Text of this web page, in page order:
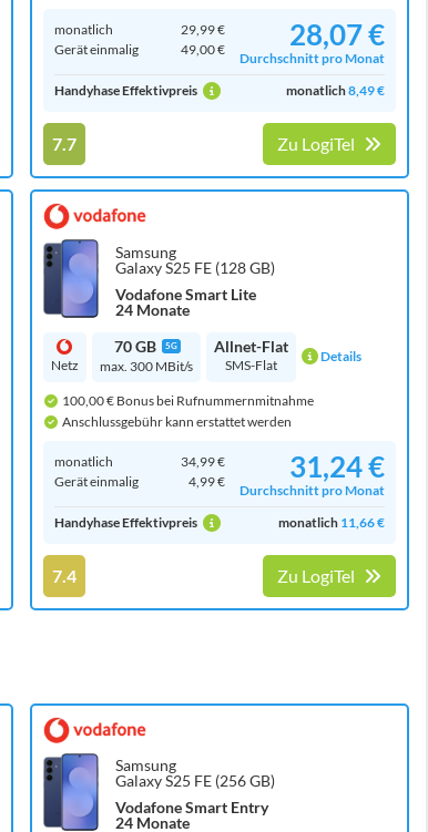
monatlich
29,99 €
Gerät einmalig
49,00 € 28,07 €
Durchschnitt pro Monat
Handyhase Effektivpreis
monatlich8,49 €
7.7 Zu LogiTel
Samsung
Galaxy S25 FE (128 GB)
Vodafone Smart Lite
24 Monate
Netz
70 GB 5G
max. 300 MBit/s
Allnet-Flat
SMS-Flat Details
100,00 € Bonus bei Rufnummernmitnahme
Anschlussgebühr kann erstattet werden
monatlich
34,99 €
Gerät einmalig
4,99 € 31,24 €
Durchschnitt pro Monat
Handyhase Effektivpreis
monatlich 11,66 €
7.4 Zu LogiTel
Samsung
Galaxy S25 FE (256 GB)
Vodafone Smart Entry
24 Monate